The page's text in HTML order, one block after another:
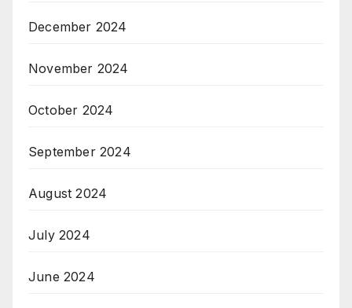
December 2024
November 2024
October 2024
September 2024
August 2024
July 2024
June 2024